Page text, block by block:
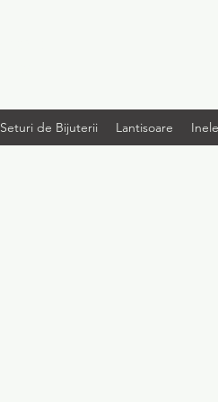
Seturi de Bijuterii Lantisoare Inele